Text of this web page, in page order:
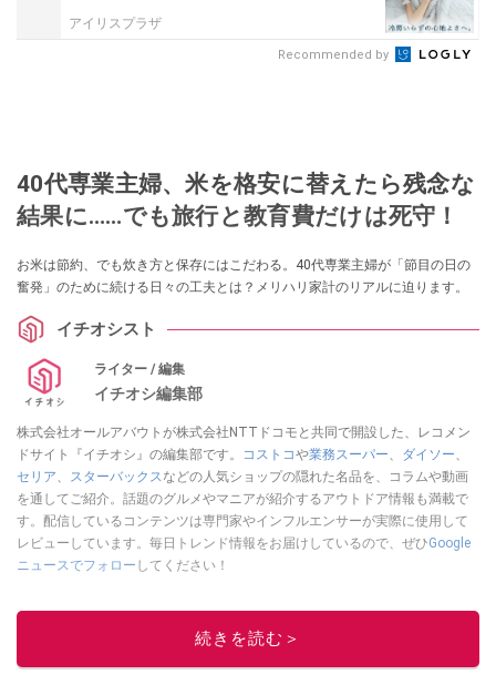
アイリスプラザ
Recommended by
40代専業主婦、米を格安に替えたら残念な
結果に……でも旅行と教育費だけは死守！
お米は節約、でも炊き方と保存にはこだわる。40代専業主婦が「節目の日の
奮発」のために続ける日々の工夫とは？メリハリ家計のリアルに迫ります。
イチオシスト
ライター / 編集
イチオシ編集部
株式会社オールアバウトが株式会社NTTドコモと共同で開設した、レコメン
ドサイト『イチオシ』の編集部です。
コストコや業務スーパー、 ダイソー、
セリア、 スターバックスなどの人気ショップの隠れた名品を、コラムや動画
を通してご紹介。話題のグルメやマニアが紹介するアウトドア情報も満載で
す。配信しているコンテンツは専門家やインフルエンサーが実際に使用して
レビューしています。毎日トレンド情報をお届けしているので、ぜひGoogle
ニュースでフォロー してください！
続きを読む＞